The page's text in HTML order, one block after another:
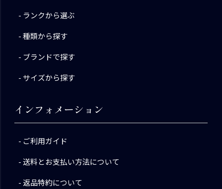
ランクから選ぶ
種類から探す
ブランドで探す
サイズから探す
インフォメーション
ご利用ガイド
送料とお支払い方法について
返品特約について